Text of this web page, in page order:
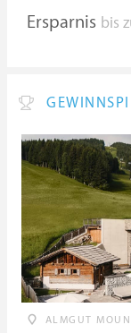
Ersparnis bis
ALMGUT